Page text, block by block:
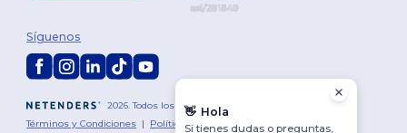
2026. Todos los derechos reservados
Términos y Condiciones | Política de personalización
Política de
Síguenos
👋 Hola
Si tienes dudas o preguntas,